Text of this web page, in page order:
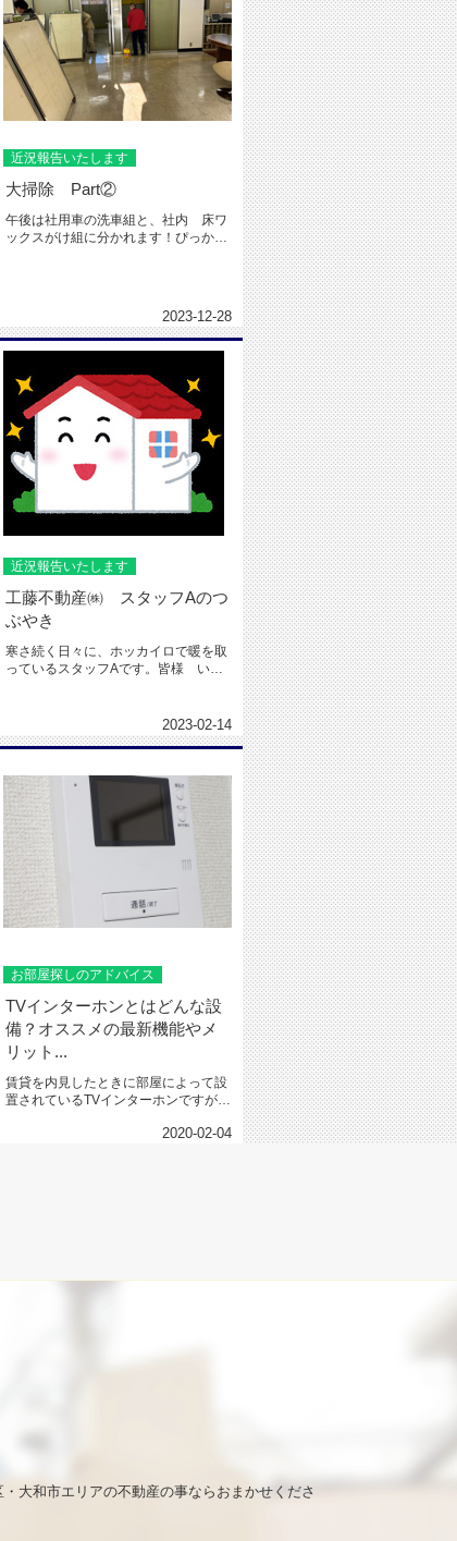
近況報告いたします
大掃除 Part②
午後は社用車の洗車組と、社内 床ワ
ックスがけ組に分かれます！ぴっかぴ
2023-12-28
近況報告いたします
工藤不動産㈱ スタッフAのつ
ぶやき
寒さ続く日々に、ホッカイロで暖を取
っているスタッフAです。皆様 いか
2023-02-14
お部屋探しのアドバイス
TVインターホンとはどんな設
備？オススメの最新機能やメ
リット...
賃貸を内見したときに部屋によって設
置されているTVインターホンですが、
2020-02-04
大和市エリアの不動産の事ならおまかせくださ